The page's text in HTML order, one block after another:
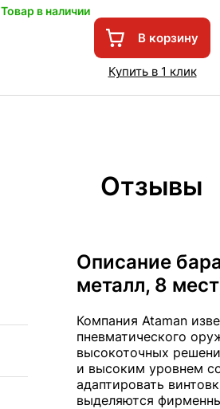
Товар в наличии
В корзину
Купить в 1 клик
Отзывы
Описание
металл, 8
Компания Ataman
пневматического
высокоточных
и высоким уровнем
адаптировать
выделяются